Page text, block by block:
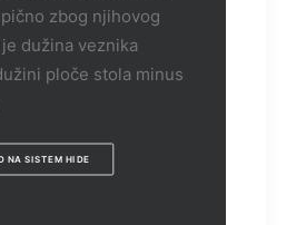
zbog njihovog
dužina veznika
ploče stola minus
NA SISTEM HIDE